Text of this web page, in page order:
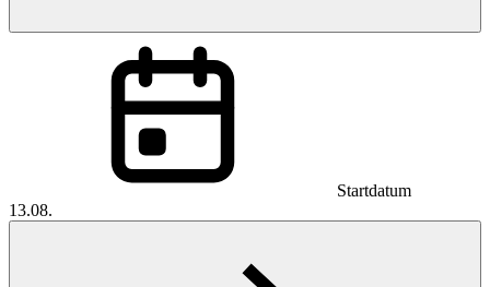
Startdatum
13.08.